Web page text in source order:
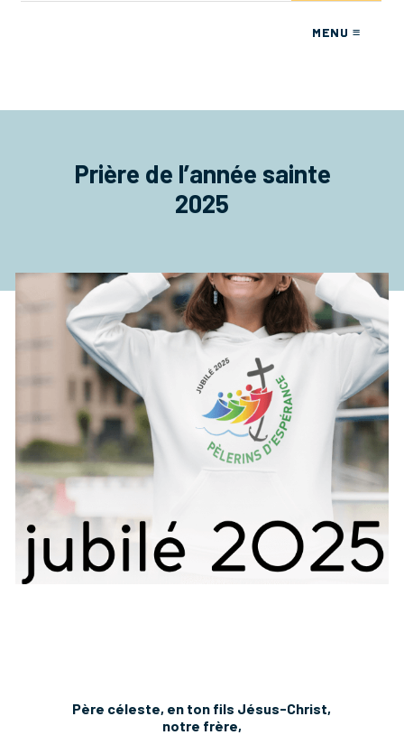
Prière de l’année sainte
2025
Père céleste, en ton fils Jésus-Christ,
notre frère,